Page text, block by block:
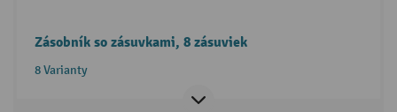
Zásobník so zásuvkami, 8 zásuviek
8 Varianty